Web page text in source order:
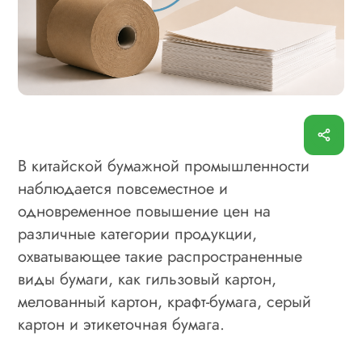
В китайской бумажной промышленности
наблюдается повсеместное и
одновременное повышение цен на
различные категории продукции,
охватывающее такие распространенные
виды бумаги, как гильзовый картон,
мелованный картон, крафт-бумага, серый
картон и этикеточная бумага.